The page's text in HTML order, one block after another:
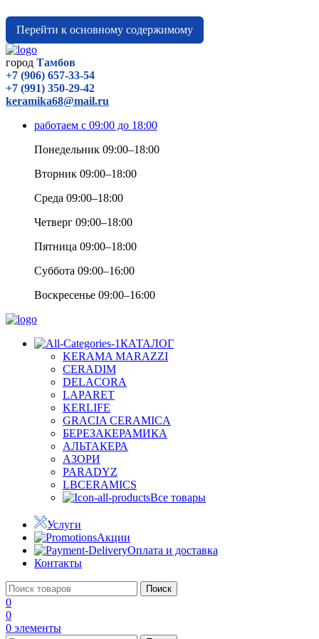
Перейти к основному содержимому
город Тамбов
+7 (906) 657-33-54
+7 (991) 350-29-42
keramika68@mail.ru
работаем с 09:00 до 18:00
Понедельник 09:00–18:00
Вторник 09:00–18:00
Среда 09:00–18:00
Четверг 09:00–18:00
Пятница 09:00–18:00
Суббота 09:00–16:00
Воскресенье 09:00–16:00
КАТАЛОГ
KERAMA MARAZZI
CERADIM
DELACORA
LAPARET
KERLIFE
GRACIA CERAMICA
БЕРЕЗАКЕРАМИКА
АЛЬТАКЕРА
АЗОРИ
PARADYZ
LBCERAMICS
Все товары
Услуги
Акции
Оплата и доставка
Контакты
Поиск
0
0
0 элементы